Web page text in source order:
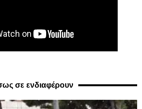
σε ενδιαφέρουν